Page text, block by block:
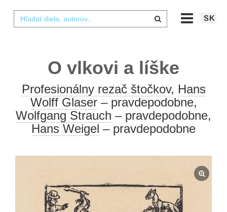
SK
O vlkovi a líške
Profesionálny rezač štočkov, Hans
Wolff Glaser– pravdepodobne,
Wolfgang Strauch – pravdepodobne,
Hans Weigel – pravdepodobne